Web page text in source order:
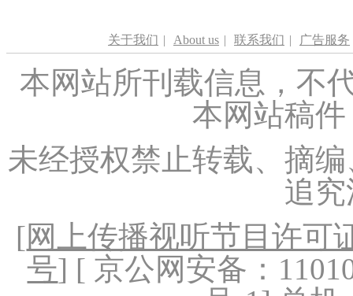
关于我们 | About us | 联系我们 | 广告服务
本网站所刊载信息，不
本网站稿
未经授权禁止转载、摘
追
[网上传播视听节目许可
号] [ 京公网安备：